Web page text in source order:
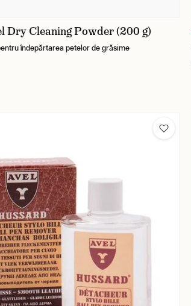
Dry Cleaning Powder (200 g)
îndepărtarea petelor de grăsime